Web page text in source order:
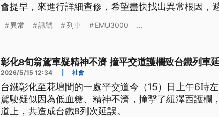
會提早，來進行詳細查修，希望盡快找出異常根因，
無法準時抵達立法院，委員會也因此延後開會。
異常 訊號 列車 EMU3000 ...
彰化8旬翁駕車疑精神不濟 撞平交道護欄致台鐵列車
2026/5/15 12:34 社會
台鐵彰化至花壇間的一處平交道今（15）日上午6時
駕駛疑似因為低血糖、精神不濟，撞擊了紐澤西護欄
道上，共造成台鐵8列次延誤。